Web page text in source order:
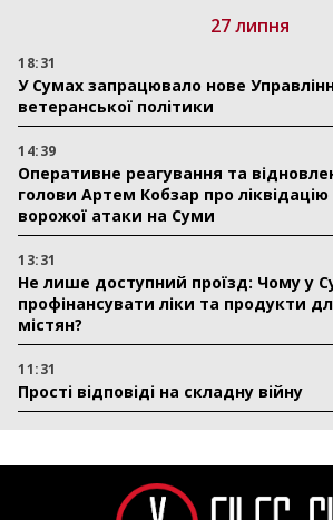
27 липня
18:31
У Сумах запрацювало нове
ветеранської політики
14:39
Оперативне реагування та
голови Артем Кобзар про ліквідацію
ворожої атаки на Суми
13:31
Не лише доступний проїзд: Чому у
профінансувати ліки та продукти
містян?
11:31
Прості відповіді на складну війну